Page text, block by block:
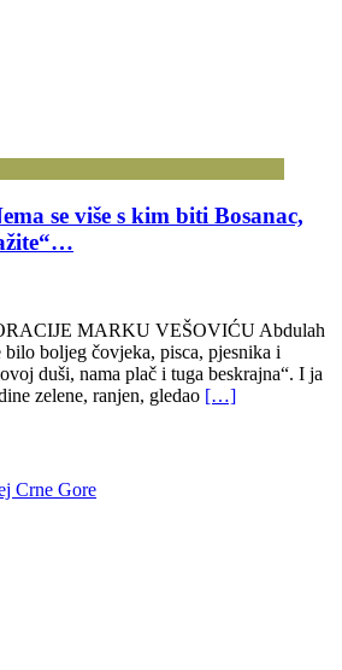
se više s kim biti Bosanac,
MARKU VEŠOVIĆU Abdulah
boljeg čovjeka, pisca, pjesnika i
duši, nama plač i tuga beskrajna“. I ja
zelene, ranjen, gledao […]